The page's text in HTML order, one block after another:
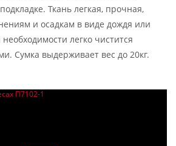
Ткань легкая, прочная,
и осадкам в виде дождя или
легко чистится
Сумка выдерживает вес до 20кг.